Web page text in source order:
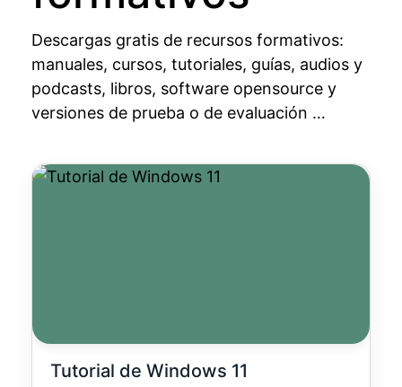
Descargas gratis de recursos formativos:
manuales, cursos, tutoriales, guías, audios y
podcasts, libros, software opensource y
versiones de prueba o de evaluación …
Tutorial de Windows 11